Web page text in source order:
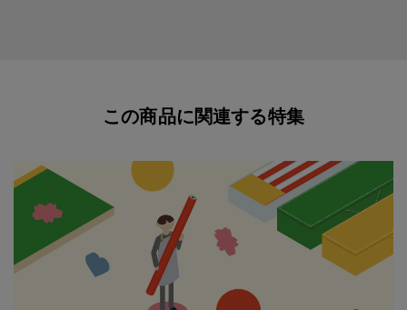
この商品に関連する特集